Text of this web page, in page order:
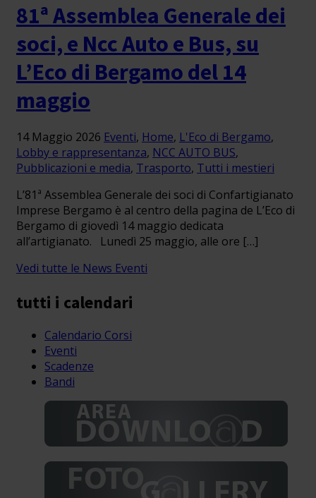
81ª Assemblea Generale dei
soci, e Ncc Auto e Bus, su
L’Eco di Bergamo del 14
maggio
14 Maggio 2026 Eventi, Home, L'Eco di Bergamo,
Lobby e rappresentanza, NCC AUTO BUS,
Pubblicazioni e media, Trasporto, Tutti i mestieri
L’81ª Assemblea Generale dei soci di Confartigianato
Imprese Bergamo è al centro della pagina de L’Eco di
Bergamo di giovedì 14 maggio dedicata
all’artigianato. Lunedì 25 maggio, alle ore […]
Vedi tutte le News Eventi
tutti i calendari
Calendario Corsi
Eventi
Scadenze
Bandi